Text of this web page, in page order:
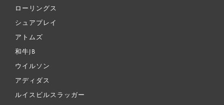
ローリングス
シュアプレイ
アトムズ
和牛JB
ウイルソン
アディダス
ルイスビルスラッガー